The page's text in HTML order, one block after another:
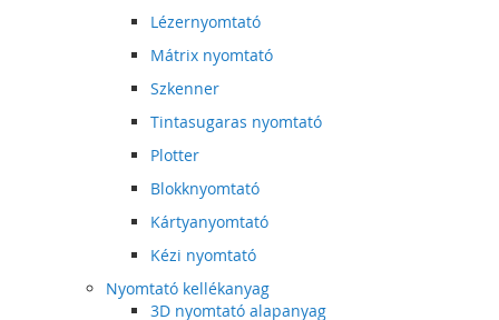
Lézernyomtató
Mátrix nyomtató
Szkenner
Tintasugaras nyomtató
Plotter
Blokknyomtató
Kártyanyomtató
Kézi nyomtató
Nyomtató kellékanyag
3D nyomtató alapanyag